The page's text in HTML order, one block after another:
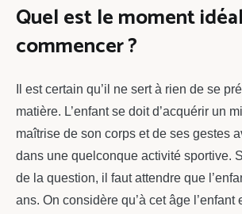
Quel est le moment
commencer ?
Il est certain qu’il ne sert à rien de se
matière. L’enfant se doit d’acquérir un
maîtrise de son corps et de ses gestes
dans une quelconque activité sportive.
de la question, il faut attendre que
ans. On considère qu’à cet âge l’enfant